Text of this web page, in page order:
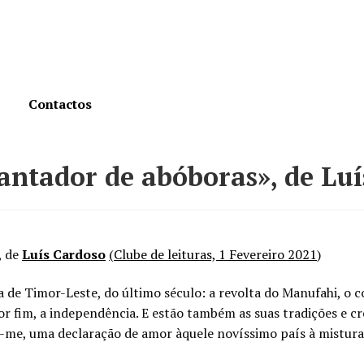
Contactos
de abóboras», de
deLuís Cardoso (Clube de leituras, 1 Fevereiro 2021)
de Timor-Leste, do último século: a revolta do Manufahi, o
fim, a independência. E estão também as suas tradições e
uma declaração de amor àquele novíssimo país à